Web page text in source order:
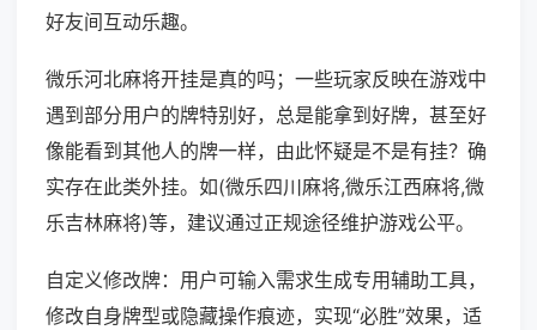
好友间互动乐趣。
微乐河北麻将开挂是真的吗；一些玩家反映在游戏中
遇到部分用户的牌特别好，总是能拿到好牌，甚至好
像能看到其他人的牌一样，由此怀疑是不是有挂？确
实存在此类外挂。如(微乐四川麻将,微乐江西麻将,微
乐吉林麻将)等，建议通过正规途径维护游戏公平。
自定义修改牌：用户可输入需求生成专用辅助工具，
修改自身牌型或隐藏操作痕迹，实现“必胜”效果，适